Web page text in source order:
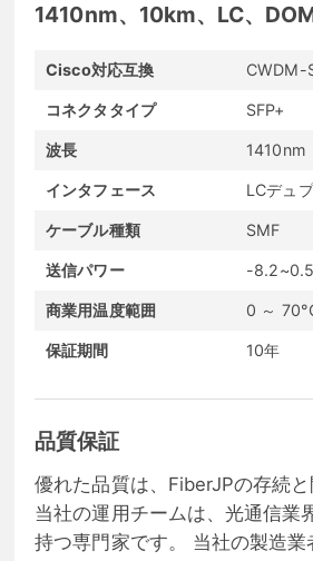
1410nm、10km、LC、
Cisco対応互換 CWDM-
コネクタタイプ SFP+
波長 1410nm
インタフェース LCデュ
ケーブル種類 SMF
送信パワー -
商業用温度範囲 0 ～
保証期間 10年
品質保証
優れた品質は、FiberJPの存続と
当社の運用チームは、光通信業
持つ専門家です。 当社の製造